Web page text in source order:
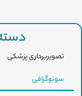
تصویربرداری پزشکی
سونوگرافی